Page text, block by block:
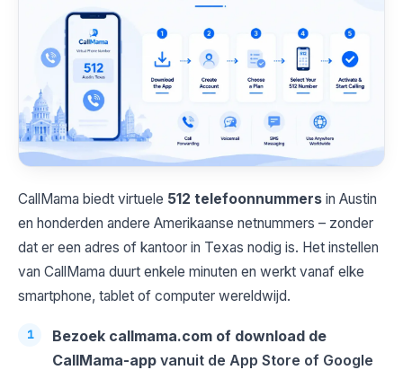
CallMama biedt virtuele 512 telefoonnummers in Austin
en honderden andere Amerikaanse netnummers – zonder
dat er een adres of kantoor in Texas nodig is. Het instellen
van CallMama duurt enkele minuten en werkt vanaf elke
smartphone, tablet of computer wereldwijd.
Bezoek callmama.com of download de
CallMama-app vanuit de App Store of Google